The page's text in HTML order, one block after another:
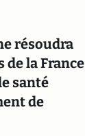
résoudra
de la France
santé
de